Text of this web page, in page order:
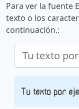
Para ver la fuente
texto o los
continuación.:
Tu texto por